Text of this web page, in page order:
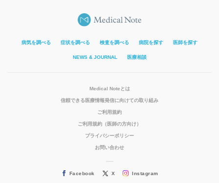
病気を調べる 症状を調べる 検査を調べる 病院を探す 医師を探す
NEWS & JOURNAL 医療相談
Medical Noteとは
信頼できる医療情報発信に向けての取り組み
ご利用規約
ご利用規約（医師の方向け）
プライバシーポリシー
お問い合わせ
Facebook X Instagram